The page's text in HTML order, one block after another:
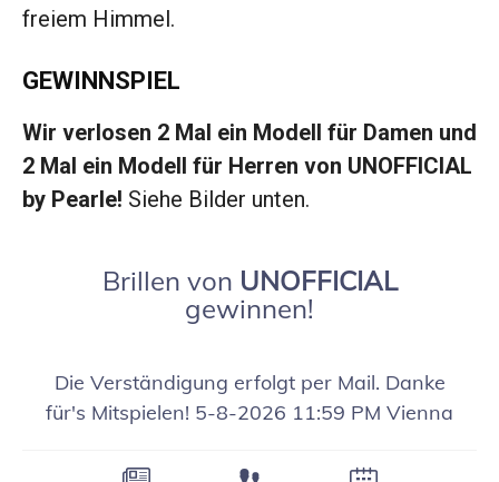
freiem Himmel.
GEWINNSPIEL
Wir verlosen 2 Mal ein Modell für Damen und
2 Mal ein Modell für Herren von UNOFFICIAL
by Pearle! Siehe Bilder unten.